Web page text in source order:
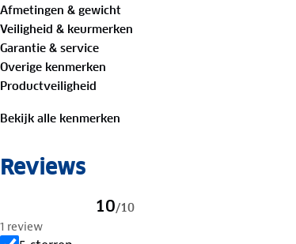
Afmetingen & gewicht
Veiligheid & keurmerken
Garantie & service
Overige kenmerken
Productveiligheid
Bekijk alle kenmerken
Reviews
10/10
1 review